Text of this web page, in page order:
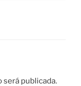
publicada.